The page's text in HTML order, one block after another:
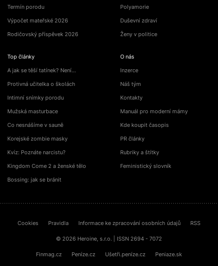
Termín porodu
Výpočet mateřské 2026
Rodičovský příspěvek 2026
Top články
A jak se těší tatínek? Není…
Protivná učitelka o školách
Intimní snímky porodu
Mužská masturbace
Co nesnášíme v sauně
Korejské zombie masky
Kvíz: Poznáte narcistu?
Kingdom Come 2 a ženské tělo
Bossing: jak se bránit
Polyamorie
Duševní zdraví
Ženy v politice
O nás
Inzerce
Náš tým
Kontakty
Manuál pro moderní mámy
Kde koupit časopis
PR články
Rubriky a štítky
Feministický slovník
Cookies Pravidla Informace ke zpracování osobních údajů RSS
© 2026 Heroine, s.r.o. | ISSN 2694 - 7072
Finmag.cz Peníze.cz Ušetři.peníze.cz Peniaze.sk